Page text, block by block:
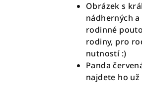
Obrázek s
nádherných
rodinné
rodiny, pro
nutností :)
Panda
najdete ho